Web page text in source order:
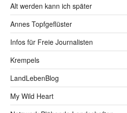
Alt werden kann ich später
Annes Topfgeflüster
Infos für Freie Journalisten
Krempels
LandLebenBlog
My Wild Heart